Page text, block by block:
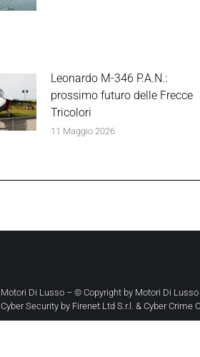
Leonardo M-346 P.A.N.:
prossimo futuro delle Frecce
Tricolori
11 Maggio 2026
Motori Di Lusso – © Copyright by Motori Di Lusso
Cyber Security by Firenet Ltd S.r.l. & Cyber Crime